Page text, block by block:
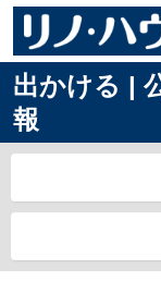
出かける |
報